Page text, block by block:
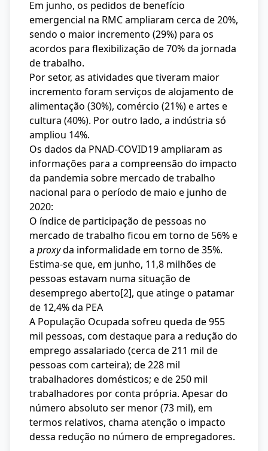
Em junho, os pedidos de benefício
emergencial na RMC ampliaram cerca de 20%,
sendo o maior incremento (29%) para os
acordos para flexibilização de 70% da jornada
de trabalho.
Por setor, as atividades que tiveram maior
incremento foram serviços de alojamento de
alimentação (30%), comércio (21%) e artes e
cultura (40%). Por outro lado, a indústria só
ampliou 14%.
Os dados da PNAD-COVID19 ampliaram as
informações para a compreensão do impacto
da pandemia sobre mercado de trabalho
nacional para o período de maio e junho de
2020:
O índice de participação de pessoas no
mercado de trabalho ficou em torno de 56% e
a proxyda informalidade em torno de 35%.
Estima-se que, em junho, 11,8 milhões de
pessoas estavam numa situação de
desemprego aberto[2], que atinge o patamar
de 12,4% da PEA
A População Ocupada sofreu queda de 955
mil pessoas, com destaque para a redução do
emprego assalariado (cerca de 211 mil de
pessoas com carteira); de 228 mil
trabalhadores domésticos; e de 250 mil
trabalhadores por conta própria. Apesar do
número absoluto ser menor (73 mil), em
termos relativos, chama atenção o impacto
dessa redução no número de empregadores.